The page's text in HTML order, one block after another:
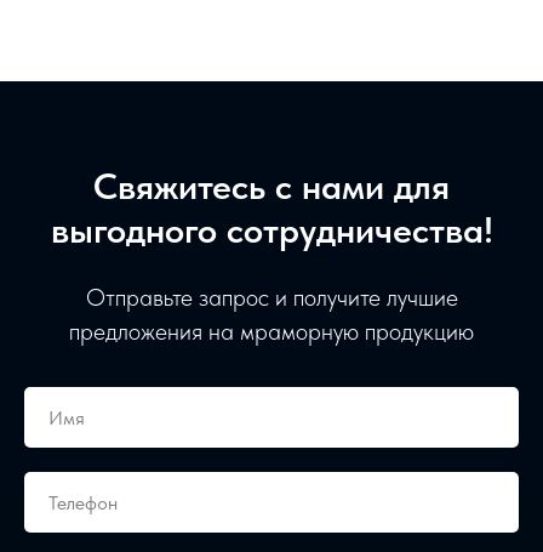
Свяжитесь с нами для
выгодного сотрудничества!
Отправьте запрос и получите лучшие
предложения на мраморную продукцию